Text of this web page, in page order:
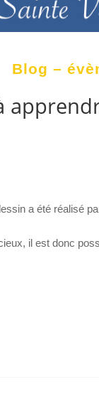
Blog –
a été réalisé
il est donc